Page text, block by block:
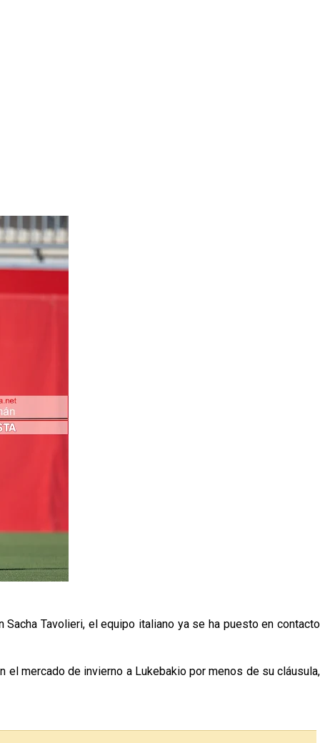
Tavolieri, el equipo italiano ya se ha puesto en contacto
el mercado de invierno a Lukebakio por menos de su cláusula,